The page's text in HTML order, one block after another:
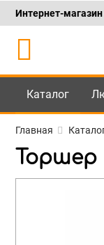
Каталог
Интернет-
Каталог
Главная
Торшер